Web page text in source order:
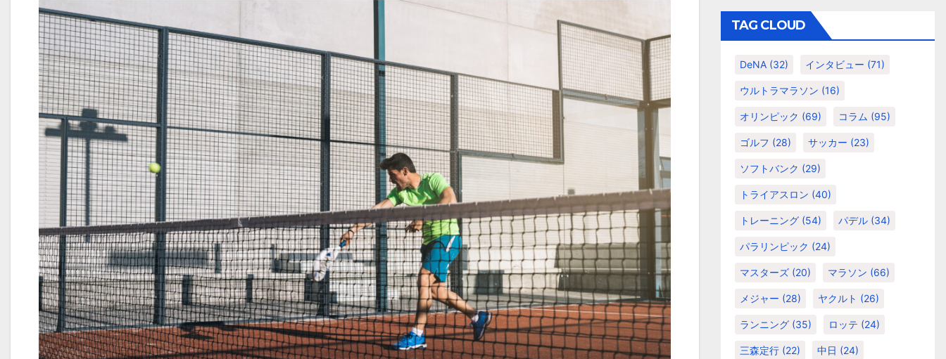
リ
ー
TAG CLOUD
DeNA (32) インタビュー (71)
ウルトラマラソン (16)
オリンピック (69) コラム (95)
ゴルフ (28) サッカー (23)
ソフトバンク (29)
トライアスロン (40)
トレーニング (54) パデル (34)
パラリンピック (24)
マスターズ (20) マラソン (66)
メジャー (28) ヤクルト (26)
ランニング (35) ロッテ (24)
三森定行 (22) 中日 (24)